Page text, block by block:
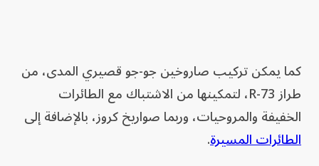
كما يمكن تركيب صاروخين جو-جو قصيري المدى، من
طراز R-73، لتمكينها من الاشتباك مع الطائرات
الخفيفة والمروحيات، وربما صواريخ كروز، بالإضافة إلى
الطائرات المسيرة.